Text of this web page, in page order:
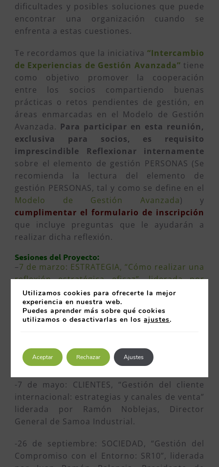
dificultades y posibles soluciones que puede
encontrar una organización cuando se
enfrenta a estas cuestiones.
Te recordamos que la iniciativa “Intercambio
de Experiencias de Gestión Avanzada” tiene
como objetivo promover la cooperación
entre los socios compartiendo buenas
prácticas o retos pendientes de gestión, en
áreas enmarcadas en el Modelo de Gestión
Avanzada. Para participar en esta reunión,
exclusiva para socios, es requisito
imprescindible Reflexionar internamente
sobre el elemento de gestión PERSONAS (Se
recomienda la lectura del elemento de
gestión PERSONAS, tal y como se define en el
Modelo de Gestión Avanzada) y
cumplimentar el formulario de inscripción
que incluye preguntas que le ayudarán a
realizar dicha reflexión.
Sesiones del Proyecto:
–7 de marzo: ESTRATEGIA, “Cómo realizar una
reflexión estratégica eficaz”, liderada por
Pablo Priesca, Director General de Fundación
CTIC.
-11 de abril: PERSONAS, “Comunicación
Personas”, liderada por Enrique González,
Gerente del Área Sanitaria III.
-7 de mayo: CLIENTES, “Gestión del cliente
internacional: estrategias y canales de venta”
liderada por Ramón Noblejas, Director
General de Samoa Industrial.
-26 de septiembre: SOCIEDAD, “Gestión del
Compromiso con el Entorno: SR10”, liderada
Utilizamos cookies para ofrecerte la mejor
experiencia en nuestra web.
Puedes aprender más sobre qué cookies
utilizamos o desactivarlas en losajustes.
Aceptar Rechazar Ajustes